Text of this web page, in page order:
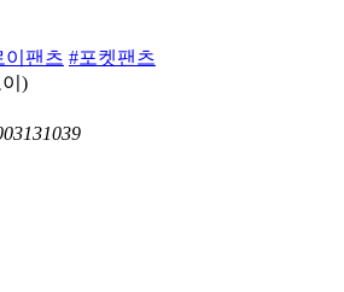
이팬츠 #포켓팬츠
)